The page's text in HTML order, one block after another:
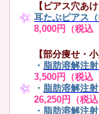
【ピアス穴あけ
耳たぶピアス
8,000円（税込
【部分痩せ・小
・ 脂肪溶解注
3,500円（税込
・ 脂肪溶解注
26,250円（税
・ 脂肪溶解注